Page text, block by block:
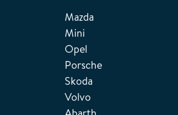
Mazda
Mini
Opel
Porsche
Skoda
Volvo